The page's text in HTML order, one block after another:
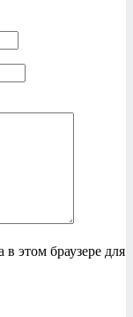
этом браузере для